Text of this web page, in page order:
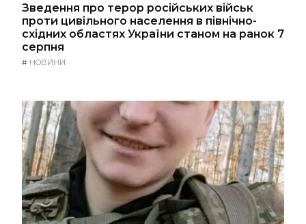
Зведення про терор російських військ
проти цивільного населення в північно-
східних областях України станом на ранок 7
серпня
# НОВИНИ